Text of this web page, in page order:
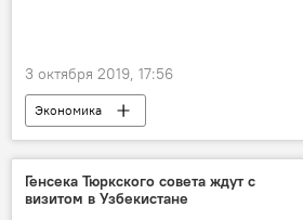
3 октября 2019, 17:56
Экономика
Генсека Тюркского совета ждут с
визитом в Узбекистане